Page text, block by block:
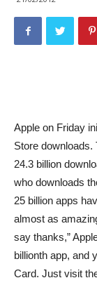
Apple on Friday
Store downloads.
24.3 billion
who downloads
25 billion apps
almost as
say thanks,”
billionth app, and
Card. Just visit